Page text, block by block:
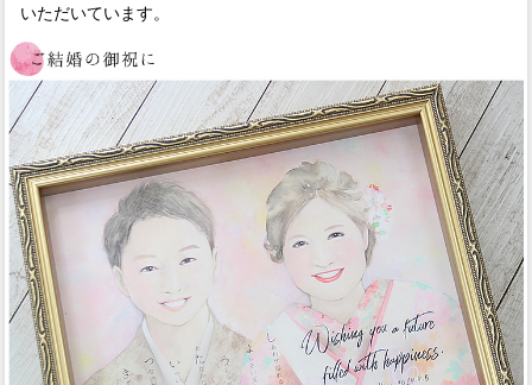
いただいています。